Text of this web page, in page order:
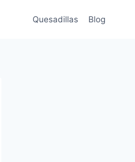
Quesadillas Blog